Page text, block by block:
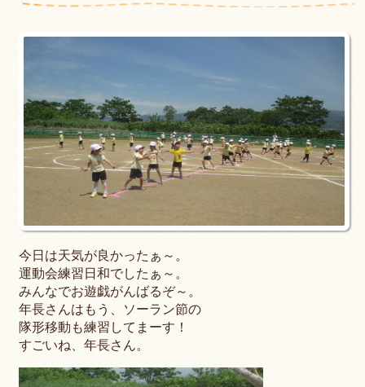
今日は天気が良かったぁ～。
運動会練習日和でしたぁ～。
みんなでお遊戯がんばるぞ～。
年長さんはもう、ソーラン節の
隊形移動も練習してまーす！
すごいね、年長さん。